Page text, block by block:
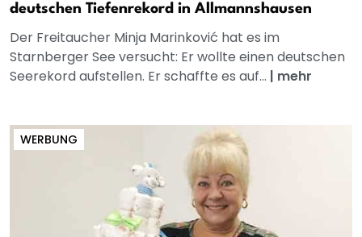
deutschen Tiefenrekord in Allmannshausen
Der Freitaucher Minja Marinković hat es im
Starnberger See versucht: Er wollte einen deutschen
Seerekord aufstellen. Er schaffte es auf... | mehr
WERBUNG